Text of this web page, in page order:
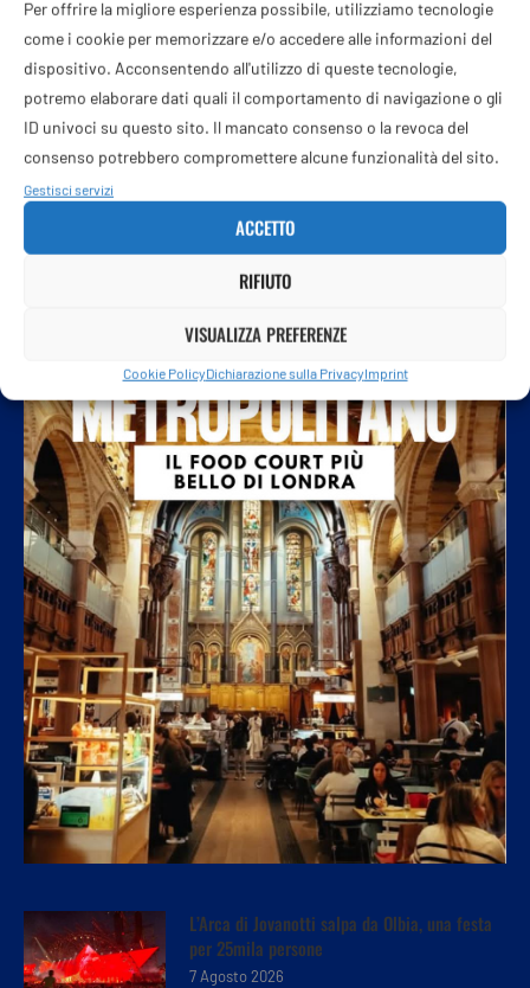
Per offrire la migliore esperienza possibile, utilizziamo tecnologie
come i cookie per memorizzare e/o accedere alle informazioni del
dispositivo. Acconsentendo all'utilizzo di queste tecnologie,
potremo elaborare dati quali il comportamento di navigazione o gli
ID univoci su questo sito. Il mancato consenso o la revoca del
consenso potrebbero compromettere alcune funzionalità del sito.
Gestisci servizi
ACCETTO
RIFIUTO
VISUALIZZA PREFERENZE
Cookie PolicyDichiarazione sulla PrivacyImprint
6 Agosto 2026
L’Arca di Jovanotti salpa da Olbia, una festa
per 25mila persone
7 Agosto 2026